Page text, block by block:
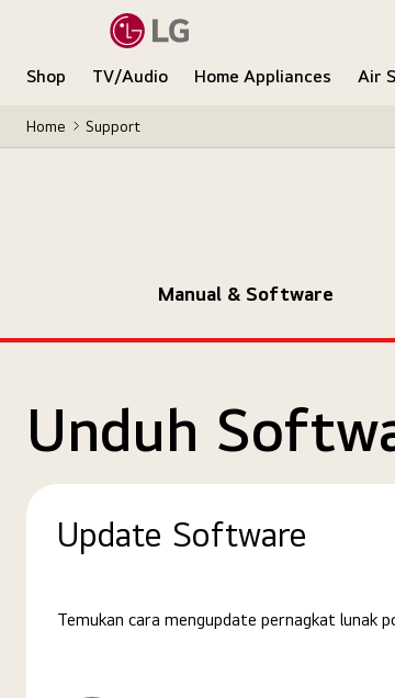
Shop TV/Audio Home Appliances Air
Home Support
Manual & Software
Unduh
Update Software
Temukan cara mengupdate pernagkat lunak